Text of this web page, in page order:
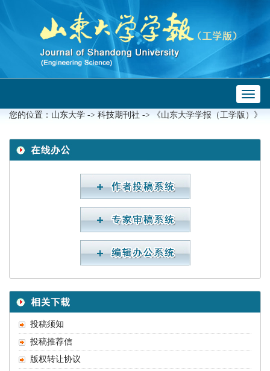
您的位置： 山东大学 -> 科技期刊社 -> 《山东大学学报（工学版）》
投稿须知
投稿推荐信
版权转让协议